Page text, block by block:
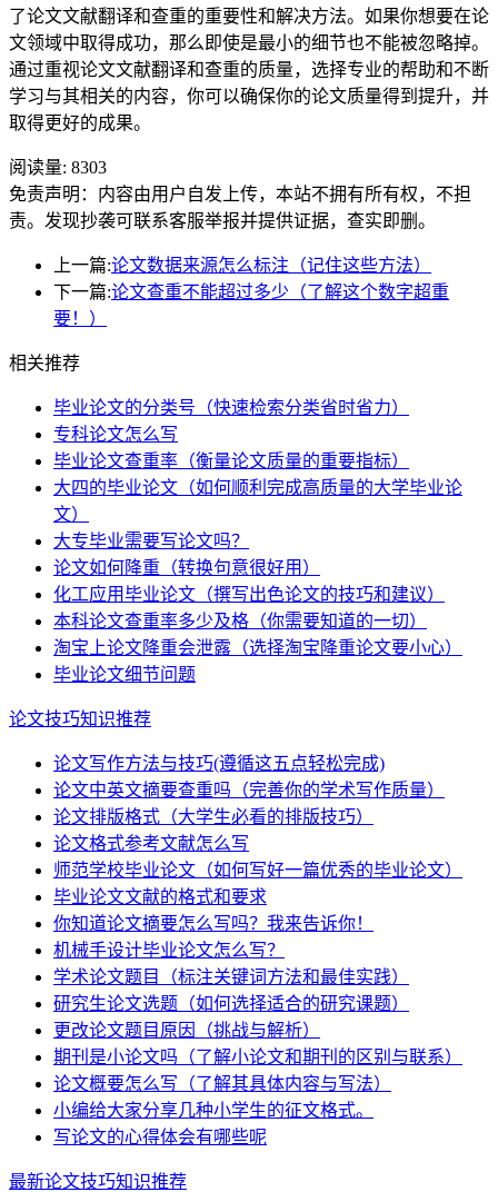
了论文文献翻译和查重的重要性和解决方法。如果你想要在论
文领域中取得成功，那么即使是最小的细节也不能被忽略掉。
通过重视论文文献翻译和查重的质量，选择专业的帮助和不断
学习与其相关的内容，你可以确保你的论文质量得到提升，并
取得更好的成果。
阅读量: 8303
免责声明：内容由用户自发上传，本站不拥有所有权，不担
责。发现抄袭可联系客服举报并提供证据，查实即删。
上一篇:论文数据来源怎么标注（记住这些方法）
下一篇:论文查重不能超过多少（了解这个数字超重
要！）
相关推荐
毕业论文的分类号（快速检索分类省时省力）
专科论文怎么写
毕业论文查重率（衡量论文质量的重要指标）
大四的毕业论文（如何顺利完成高质量的大学毕业论
文）
大专毕业需要写论文吗？
论文如何降重（转换句意很好用）
化工应用毕业论文（撰写出色论文的技巧和建议）
本科论文查重率多少及格（你需要知道的一切）
淘宝上论文降重会泄露（选择淘宝降重论文要小心）
毕业论文细节问题
论文技巧知识推荐
论文写作方法与技巧(遵循这五点轻松完成)
论文中英文摘要查重吗（完善你的学术写作质量）
论文排版格式（大学生必看的排版技巧）
论文格式参考文献怎么写
师范学校毕业论文（如何写好一篇优秀的毕业论文）
毕业论文文献的格式和要求
你知道论文摘要怎么写吗？我来告诉你！
机械手设计毕业论文怎么写？
学术论文题目（标注关键词方法和最佳实践）
研究生论文选题（如何选择适合的研究课题）
更改论文题目原因（挑战与解析）
期刊是小论文吗（了解小论文和期刊的区别与联系）
论文概要怎么写（了解其具体内容与写法）
小编给大家分享几种小学生的征文格式。
写论文的心得体会有哪些呢
最新论文技巧知识推荐